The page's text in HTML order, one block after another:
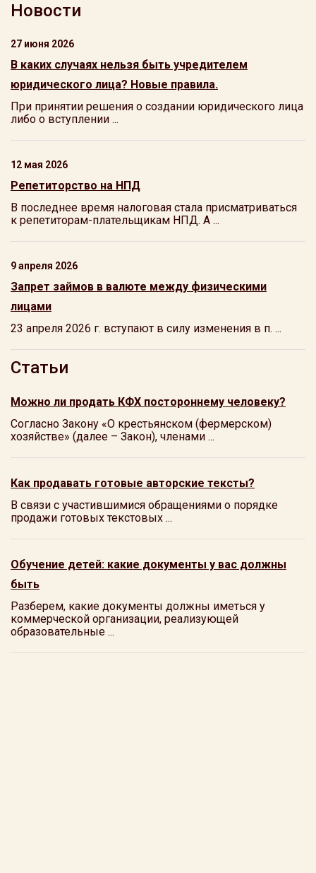
Новости
27 июня 2026
В каких случаях нельзя быть учредителем
юридического лица? Новые правила.
При принятии решения о создании юридического лица
либо о вступлении ...
12 мая 2026
Репетиторство на НПД
В последнее время налоговая стала присматриваться
к репетиторам-плательщикам НПД. А ...
9 апреля 2026
Запрет займов в валюте между физическими
лицами
23 апреля 2026 г. вступают в силу изменения в п. ...
Статьи
Можно ли продать КФХ постороннему человеку?
Согласно Закону «О крестьянском (фермерском)
хозяйстве» (далее – Закон), членами ...
Как продавать готовые авторские тексты?
В связи с участившимися обращениями о порядке
продажи готовых текстовых ...
Обучение детей: какие документы у вас должны
быть
Разберем, какие документы должны иметься у
коммерческой организации, реализующей
образовательные ...